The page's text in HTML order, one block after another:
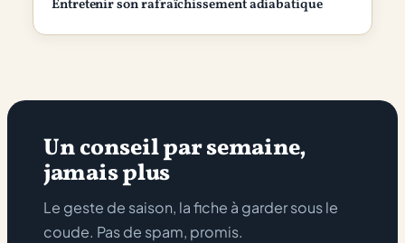
Entretenir son rafraîchissement adiabatique
Un conseil par semaine,
jamais plus
Le geste de saison, la fiche à garder sous le
coude. Pas de spam, promis.